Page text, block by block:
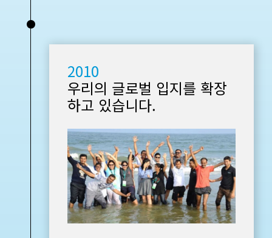
2010
우리의 글로벌 입지를 확장
하고 있습니다.
•